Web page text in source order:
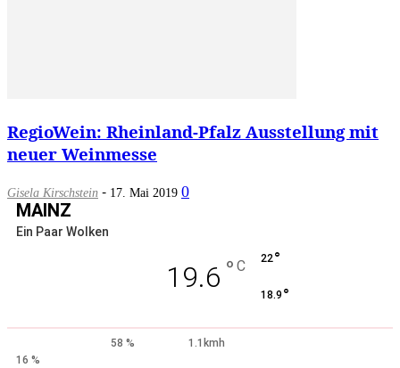
RegioWein: Rheinland-Pfalz Ausstellung mit
neuer Weinmesse
Gisela Kirschstein - 17. Mai 2019 0
MAINZ
Ein Paar Wolken
19.6 ° C 22°
18.9 °
58 %
1.1kmh
16 %